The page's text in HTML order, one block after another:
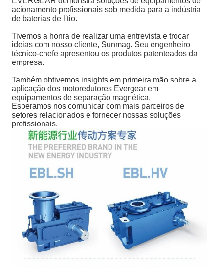
acionamento profissionais sob medida para a indústria
de baterias de lítio.
Tivemos a honra de realizar uma entrevista e trocar
ideias com nosso cliente, Sunmag. Seu engenheiro
técnico-chefe apresentou os produtos patenteados da
empresa.
Também obtivemos insights em primeira mão sobre a
aplicação dos motoredutores Evergear em
equipamentos de separação magnética.
Esperamos nos comunicar com mais parceiros de
setores relacionados e fornecer nossas soluções
profissionais.